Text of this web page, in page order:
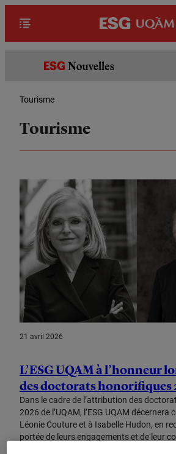
Tourisme
Tourisme
21 avril 2026
L’ESG UQAM à l’honneur
des doctorats honorifiques
Dans le cadre de l’attribution des
2026 de l’UQAM, l’ESG UQAM
Léonie Couture et à Isabelle Hudon, en
portée de leurs engagements et de leur